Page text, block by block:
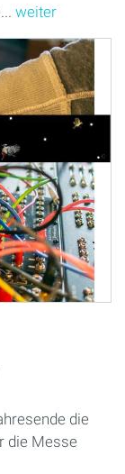
weiter
die
die Messe